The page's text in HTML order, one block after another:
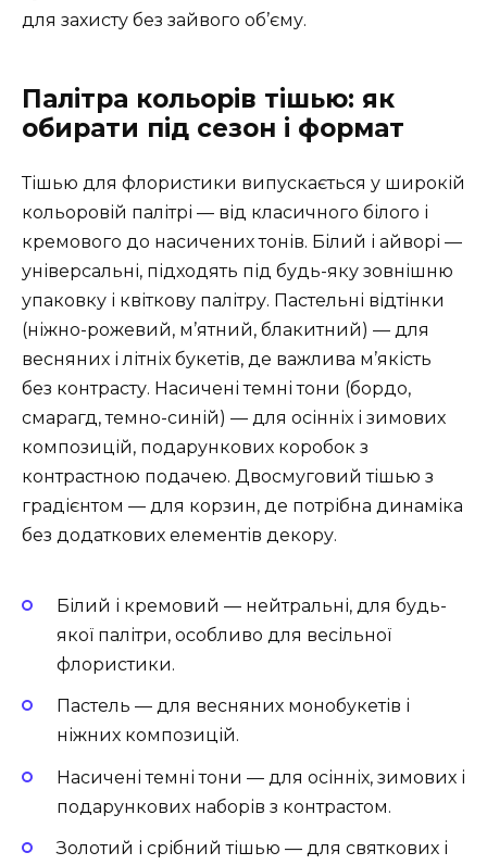
для захисту без зайвого об’єму.
Палітра кольорів тішью: як
обирати під сезон і формат
Тішью для флористики випускається у широкій
кольоровій палітрі — від класичного білого і
кремового до насичених тонів. Білий і айворі —
універсальні, підходять під будь-яку зовнішню
упаковку і квіткову палітру. Пастельні відтінки
(ніжно-рожевий, м’ятний, блакитний) — для
весняних і літніх букетів, де важлива м’якість
без контрасту. Насичені темні тони (бордо,
смарагд, темно-синій) — для осінніх і зимових
композицій, подарункових коробок з
контрастною подачею. Двосмуговий тішью з
градієнтом — для корзин, де потрібна динаміка
без додаткових елементів декору.
Білий і кремовий — нейтральні, для будь-
якої палітри, особливо для весільної
флористики.
Пастель — для весняних монобукетів і
ніжних композицій.
Насичені темні тони — для осінніх, зимових і
подарункових наборів з контрастом.
Золотий і срібний тішью — для святкових і